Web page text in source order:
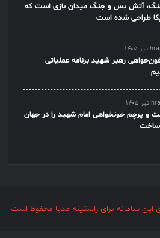
آتش بس و جنگ میدان بازی است که
طراحی شده است
رهبر شهید برنامه عملیاتی
و پرچم خونخواهی امام شهید را در جهان
ساخت